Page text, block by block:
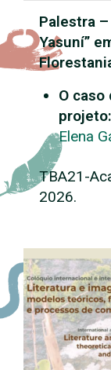
Palestra
Yasuní”
O caso
Elena
TBA21-
2026.